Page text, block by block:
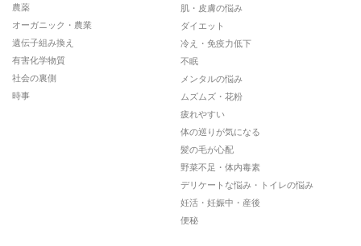
農薬
オーガニック・農業
遺伝子組み換え
有害化学物質
社会の裏側
時事
肌・皮膚の悩み
ダイエット
冷え・免疫力低下
不眠
メンタルの悩み
ムズムズ・花粉
疲れやすい
体の巡りが気になる
髪の毛が心配
野菜不足・体内毒素
デリケートな悩み・トイレの悩み
妊活・妊娠中・産後
便秘